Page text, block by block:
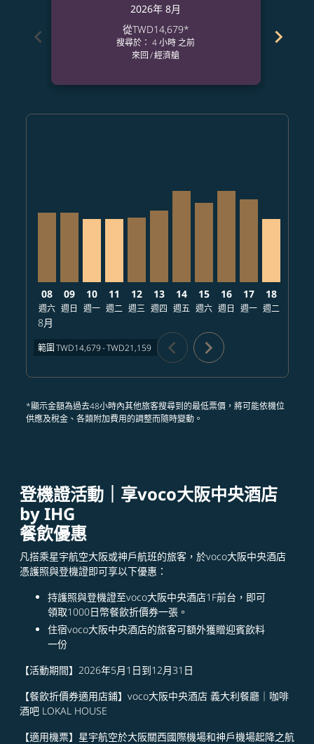
chevron_left
2026年 8月
從TWD14,679*
搜尋於： 4 小時 之前
來回/經濟艙
chevron_right
TPE–KIX, 2026/08/08 – 2026/08/20: 從 TWD16,128
08
週六
8月
TPE–KIX, 2026/08/09 – 2026/08/14: 從
09
週日
TPE–KIX, 2026/08/10 – 2026/09/07: 從
10
週一
TPE–KIX, 2026/08/11 – 2026/09/07: 從
11
週二
TPE–KIX, 2026/08/12 – 2026/09/02:
12
週三
TPE–KIX, 2026/08/13 – 2026/
13
週四
TPE–KIX, 2026/08/14 –
14
週五
TPE–KIX, 2026/08/15
15
週六
TPE–KIX, 2026/
16
週日
TPE–KIX,
17
週一
18
週二
範圍TWD14,679-TWD21,159 chevron_left chevron_right
*顯示金額為過去48小時內其他旅客搜尋到的最低票價，將可能依機位
供應及稅金、各類附加費用的調整而隨時變動。
登機證活動｜享voco大阪中央酒店
by IHG
餐飲優惠
凡搭乘星宇航空大阪或神戶航班的旅客，於voco大阪中央酒店
憑護照與登機證即可享以下優惠：
持護照與登機證至voco大阪中央酒店1F前台，即可
領取1000日幣餐飲折價券一張。
住宿voco大阪中央酒店的旅客可額外獲贈迎賓飲料
一份 ​ ​
【活動期間】 2026年5月1日到12月31日 ​
【餐飲折價券適用店鋪】 voco大阪中央酒店 義大利餐廳｜咖啡
酒吧 LOKAL HOUSE ​
【適用機票】 星宇航空於大阪關西國際機場和神戶機場起降之航